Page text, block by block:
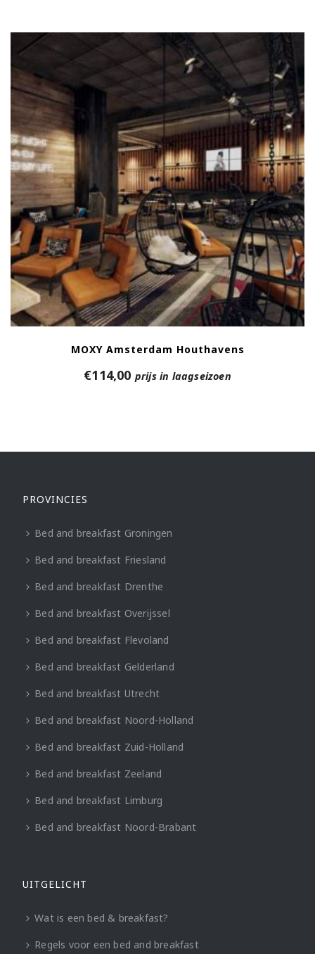
MOXY Amsterdam Houthavens
€114,00 prijs in laagseizoen
PROVINCIES
Bed and breakfast Groningen
Bed and breakfast Friesland
Bed and breakfast Drenthe
Bed and breakfast Overijssel
Bed and breakfast Flevoland
Bed and breakfast Gelderland
Bed and breakfast Utrecht
Bed and breakfast Noord-Holland
Bed and breakfast Zuid-Holland
Bed and breakfast Zeeland
Bed and breakfast Limburg
Bed and breakfast Noord-Brabant
UITGELICHT
Wat is een bed & breakfast?
Regels voor een bed and breakfast